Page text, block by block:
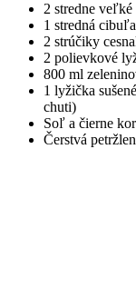
2 stredne
1 stredná cibuľa
2 strúčiky
2 polievkové
800 ml
1 lyžička
chuti)
Soľ a čierne
Čerstvá